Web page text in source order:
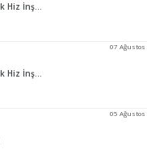
Çözüm Kontrol Analiz ve Mühendislik Hiz İnş Tur San ve Tic Ltd Şti
07 Ağustos
Çözüm Kontrol Analiz ve Mühendislik Hiz İnş Tur San ve Tic Ltd Şti
05 Ağustos